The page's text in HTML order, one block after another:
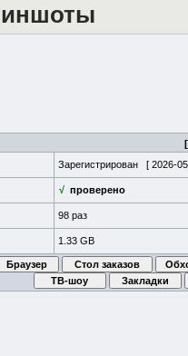
Зарегистрирован [ 2026-
√ проверено
98 раз
1.33 GB